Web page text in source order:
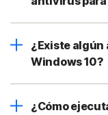
¿Existe
Windows 10?
¿Cómo